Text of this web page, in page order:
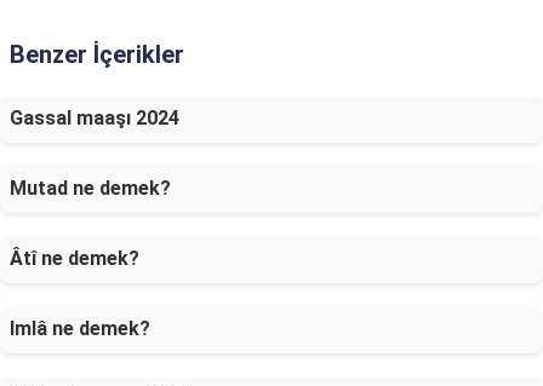
Benzer İçerikler
Gassal maaşı 2024
Mutad ne demek?
Âtî ne demek?
Imlâ ne demek?